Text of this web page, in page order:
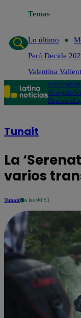
Temas
Lo último
Lo último
Perú Decide
Valentina
Política
Te ayudo
Deportes
Tunait
La
varios
Tunait a las 00:51